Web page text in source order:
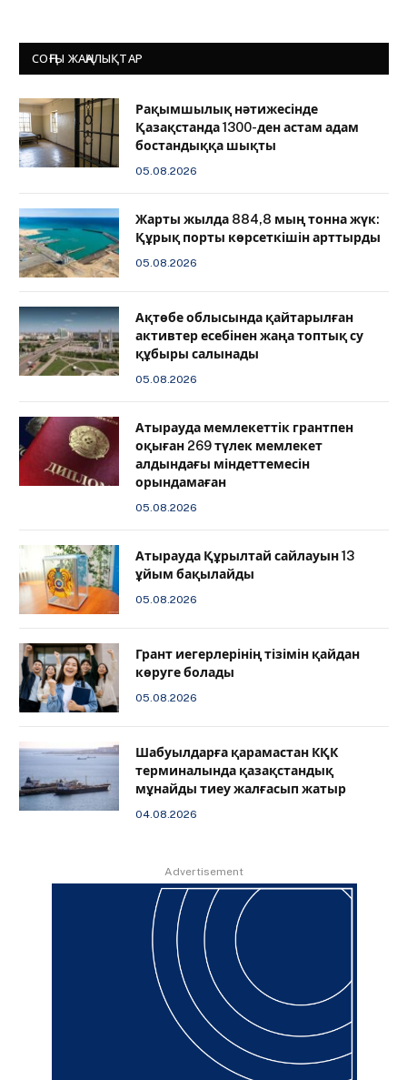
СОҢҒЫ ЖАҢАЛЫҚТАР
Рақымшылық нәтижесінде
Қазақстанда 1300-ден астам адам
бостандыққа шықты
05.08.2026
Жарты жылда 884,8 мың тонна жүк:
Құрық порты көрсеткішін арттырды
05.08.2026
Ақтөбе облысында қайтарылған
активтер есебінен жаңа топтық су
құбыры салынады
05.08.2026
Атырауда мемлекеттік грантпен
оқыған 269 түлек мемлекет
алдындағы міндеттемесін
орындамаған
05.08.2026
Атырауда Құрылтай сайлауын 13
ұйым бақылайды
05.08.2026
Грант иегерлерінің тізімін қайдан
көруге болады
05.08.2026
Шабуылдарға қарамастан КҚК
терминалында қазақстандық
мұнайды тиеу жалғасып жатыр
04.08.2026
Advertisement